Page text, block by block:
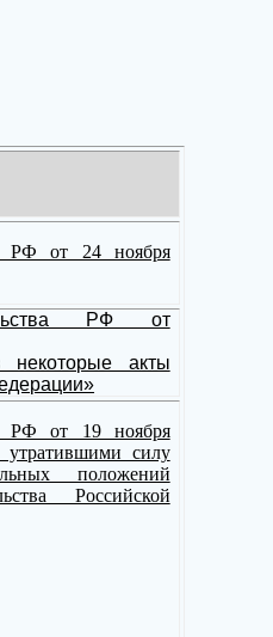
РФ от 24 ноября
РФ от
акты
РФ от 19 ноября
силу
положений
Российской